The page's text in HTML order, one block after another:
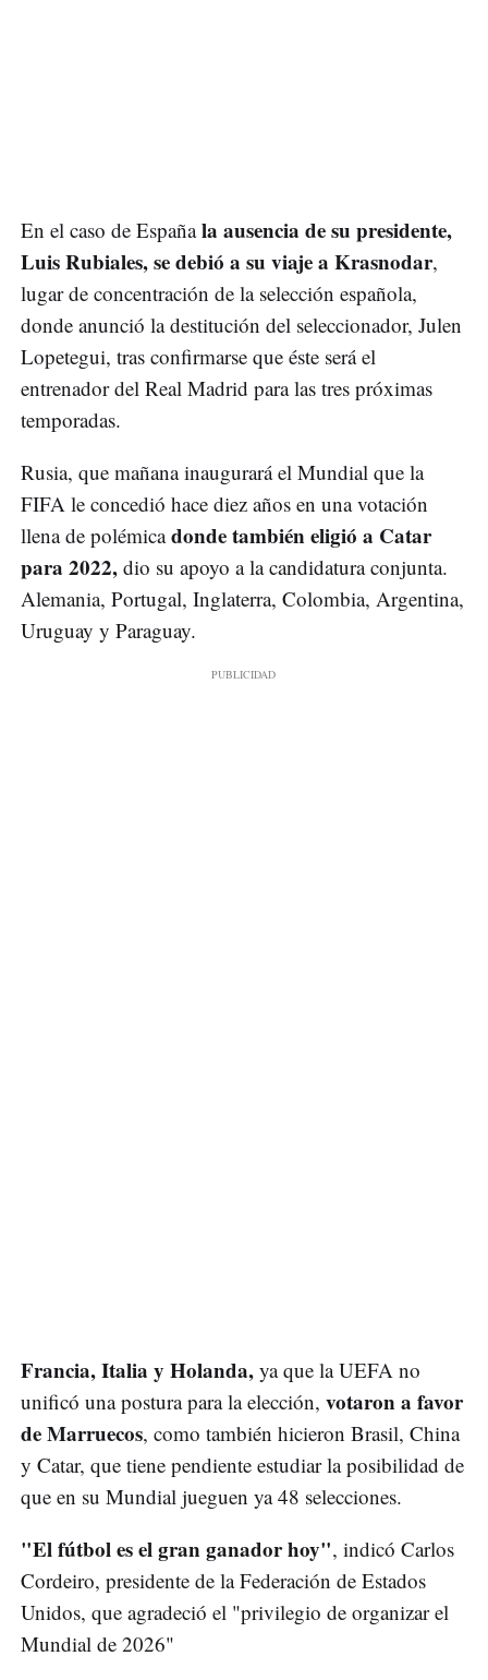
En el caso de Españala ausencia de su presidente,
Luis Rubiales, se debió a su viaje a Krasnodar,
lugar de concentración de la selección española,
donde anunció la destitución del seleccionador, Julen
Lopetegui, tras confirmarse que éste será el
entrenador del Real Madrid para las tres próximas
temporadas.
Rusia, que mañana inaugurará el Mundial que la
FIFA le concedió hace diez años en una votación
llena de polémicadonde también eligió a Catar
para 2022, dio su apoyo a la candidatura conjunta.
Alemania, Portugal, Inglaterra, Colombia, Argentina,
Uruguay y Paraguay.
Francia, Italia y Holanda, ya que la UEFA no
unificó una postura para la elección, votaron a favor
de Marruecos, como también hicieron Brasil, China
y Catar, que tiene pendiente estudiar la posibilidad de
que en su Mundial jueguen ya 48 selecciones.
"El fútbol es el gran ganador hoy", indicó Carlos
Cordeiro, presidente de la Federación de Estados
Unidos, que agradeció el "privilegio de organizar el
Mundial de 2026"